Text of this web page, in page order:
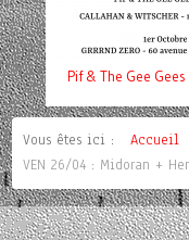
Pif& The Gee Gees
Vous êtes ici : Accueil
VEN 26/04 : Midoran +